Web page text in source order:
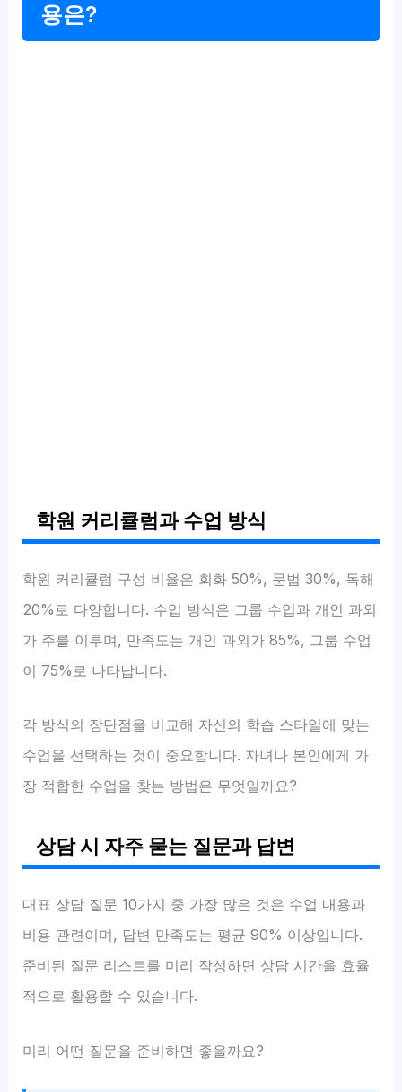
용은?
학원 커리큘럼과 수업 방식
학원 커리큘럼 구성 비율은 회화 50%, 문법 30%, 독해
20%로 다양합니다. 수업 방식은 그룹 수업과 개인 과외
가 주를 이루며, 만족도는 개인 과외가 85%, 그룹 수업
이 75%로 나타납니다.
각 방식의 장단점을 비교해 자신의 학습 스타일에 맞는
수업을 선택하는 것이 중요합니다. 자녀나 본인에게 가
장 적합한 수업을 찾는 방법은 무엇일까요?
상담 시 자주 묻는 질문과 답변
대표 상담 질문 10가지 중 가장 많은 것은 수업 내용과
비용 관련이며, 답변 만족도는 평균 90% 이상입니다.
준비된 질문 리스트를 미리 작성하면 상담 시간을 효율
적으로 활용할 수 있습니다.
미리 어떤 질문을 준비하면 좋을까요?